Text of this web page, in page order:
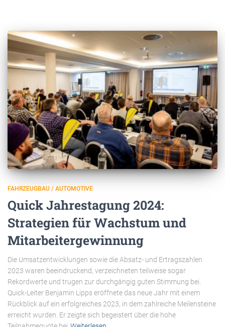
FAHRZEUGBAU / AUTOMOTIVE
Quick Jahrestagung 2024:
Strategien für Wachstum und
Mitarbeitergewinnung
Die Umsatzentwicklungen sowie die Absatz- und Ertragszahlen
2023 waren beeindruckend, verzeichneten teilweise sogar
Rekordwerte und trugen zur durchgängig guten Stimmung bei.
Quick-Leiter Benjamin Lipps eröffnete das neue Jahr mit einem
Rückblick auf ein erfolgreiches 2023, in dem zahlreiche Meilensteine
erreicht wurden. Er zeigte sich begeistert über die hohe